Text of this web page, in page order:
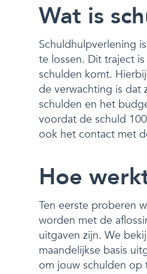
Wat is
Schuldhulpverlening
te lossen. Dit traject
schulden komt.
de verwachting is dat
schulden en het
voordat de schuld
ook het contact met
Hoe
Ten eerste proberen
worden met de
uitgaven zijn. We
maandelijkse basis
om jouw schulden op